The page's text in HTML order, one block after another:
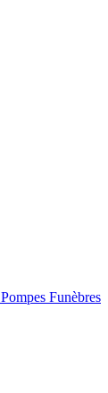
Funèbres